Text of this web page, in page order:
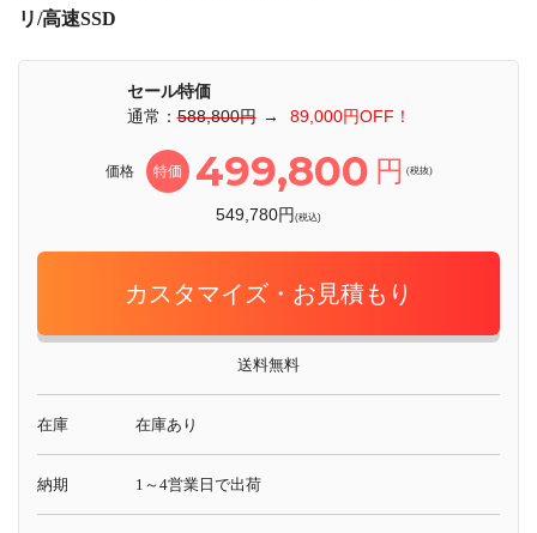
リ/高速SSD
セール特価
通常：588,800円 → 89,000円OFF！
価格 特価 499,800 円 (税抜)
549,780円(税込)
カスタマイズ・お見積もり
送料無料
在庫 在庫あり
納期 1～4営業日で出荷